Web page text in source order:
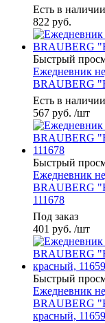
Есть в наличии
822 руб.
Быстрый
Ежедневник
BRAUBERG
Есть в наличии
567 руб. /шт
Быстрый
Ежедневник
BRAUBERG
111678
Под заказ
401 руб. /шт
Быстрый
Ежедневник
BRAUBERG
красный,